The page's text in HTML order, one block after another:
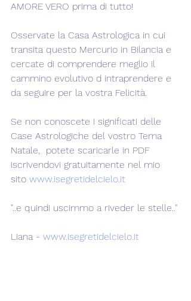
AMORE VERO prima di tutto!
Osservate la Casa Astrologica in cui
transita questo Mercurio in Bilancia e
cercate di comprendere meglio il
cammino evolutivo d intraprendere e
da seguire per la vostra Felicità.
Se non conoscete i significati delle
Case Astrologiche del vostro Tema
Natale,  potete scaricarle in PDF
iscrivendovi gratuitamente nel mio
sito www.isegretidelcielo.it
"..e quindi uscimmo a riveder le stelle.."
Liana - www.isegretidelcielo.it